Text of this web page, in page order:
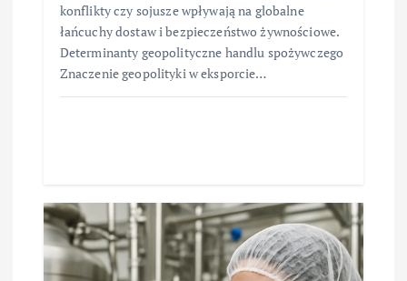
konflikty czy sojusze wpływają na globalne
łańcuchy dostaw i bezpieczeństwo żywnościowe.
Determinanty geopolityczne handlu spożywczego
Znaczenie geopolityki w eksporcie…